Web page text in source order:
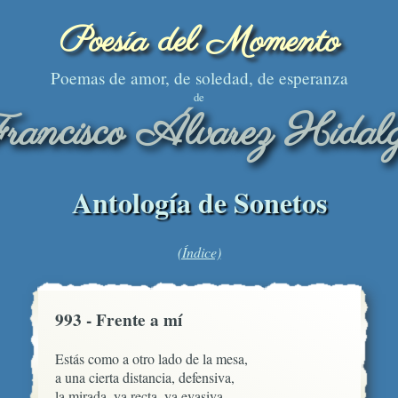
Poesía del Momento
Poemas de amor, de soledad, de esperanza
de
Álvarez
Antología de Sonetos
(Índice)
993 - Frente a mí
Estás como a otro lado de la mesa,
a una cierta distancia, defensiva,